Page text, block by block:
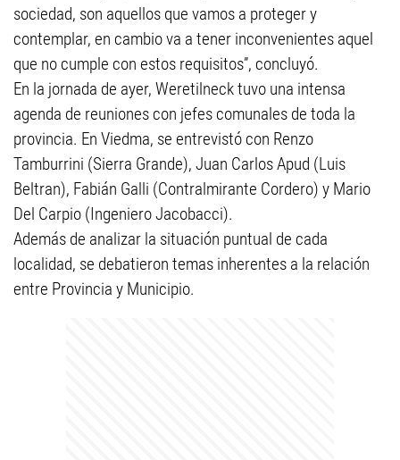
sociedad, son aquellos que vamos a proteger y
contemplar, en cambio va a tener inconvenientes aquel
que no cumple con estos requisitos”, concluyó.
En la jornada de ayer, Weretilneck tuvo una intensa
agenda de reuniones con jefes comunales de toda la
provincia. En Viedma, se entrevistó con Renzo
Tamburrini (Sierra Grande), Juan Carlos Apud (Luis
Beltran), Fabián Galli (Contralmirante Cordero) y Mario
Del Carpio (Ingeniero Jacobacci).
Además de analizar la situación puntual de cada
localidad, se debatieron temas inherentes a la relación
entre Provincia y Municipio.